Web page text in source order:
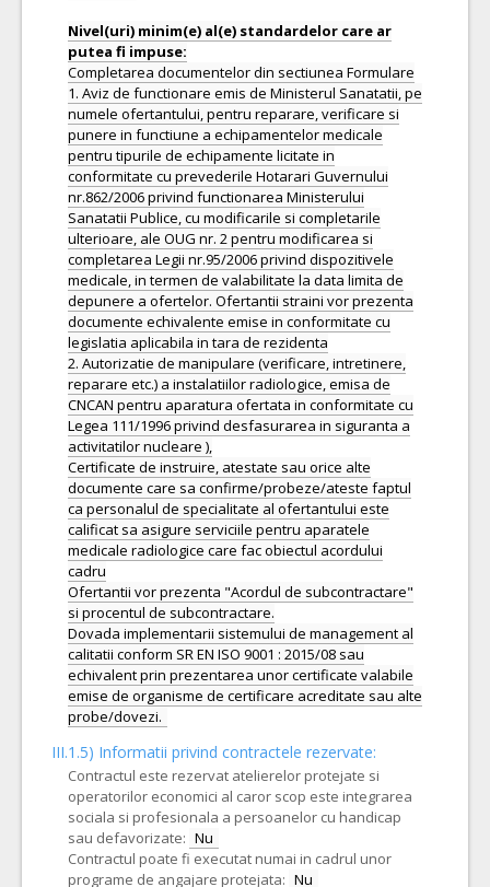
Nivel(uri) minim(e) al(e) standardelor care ar
Completarea documentelor din sectiunea Formulare
1. Aviz de functionare emis de Ministerul Sanatatii, pe
numele ofertantului, pentru reparare, verificare si
punere in functiune a echipamentelor medicale
pentru tipurile de echipamente licitate in
conformitate cu prevederile Hotarari Guvernului
nr.862/2006 privind functionarea Ministerului
Sanatatii Publice, cu modificarile si completarile
ulterioare, ale OUG nr. 2 pentru modificarea si
completarea Legii nr.95/2006 privind dispozitivele
medicale, in termen de valabilitate la data limita de
depunere a ofertelor. Ofertantii straini vor prezenta
documente echivalente emise in conformitate cu
legislatia aplicabila in tara de rezidenta
2. Autorizatie de manipulare (verificare, intretinere,
reparare etc.) a instalatiilor radiologice, emisa de
CNCAN pentru aparatura ofertata in conformitate cu
Legea 111/1996 privind desfasurarea in siguranta a
activitatilor nucleare ),
Certificate de instruire, atestate sau orice alte
documente care sa confirme/probeze/ateste faptul
ca personalul de specialitate al ofertantului este
calificat sa asigure serviciile pentru aparatele
medicale radiologice care fac obiectul acordului
cadru
Ofertantii vor prezenta "Acordul de subcontractare"
si procentul de subcontractare.
Dovada implementarii sistemului de management al
calitatii conform SR EN ISO 9001 : 2015/08 sau
echivalent prin prezentarea unor certificate valabile
emise de organisme de certificare acreditate sau alte
III.1.5) Informatii privind contractele rezervate:
Contractul este rezervat atelierelor protejate si
operatorilor economici al caror scop este integrarea
sociala si profesionala a persoanelor cu handicap
sau defavorizate: Nu
Contractul poate fi executat numai in cadrul unor
programe de angajare protejata: Nu